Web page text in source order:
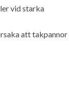
vid starka
att takpannor